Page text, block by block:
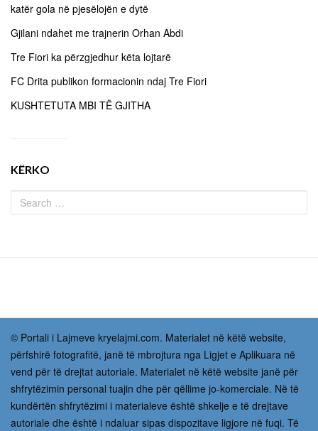
katër gola në pjesëlojën e dytë
Gjilani ndahet me trajnerin Orhan Abdi
Tre Fiori ka përzgjedhur këta lojtarë
FC Drita publikon formacionin ndaj Tre Fiori
KUSHTETUTA MBI TË GJITHA
KËRKO
© Portali i Lajmeve kryelajmi.com. Materialet në këtë website,
përfshirë fotografitë, janë të mbrojtura nga Ligjet e Aplikuara në
vend për të drejtat autoriale. Materialet në këtë website janë për
shfrytëzimin personal tuajin dhe për qëllime jo-komerciale. Në të
kundërtën shfrytëzimi i materialeve është shkelje e të drejtave
autoriale dhe është i ndaluar sipas dispozitave ligjore në fuqi. Të